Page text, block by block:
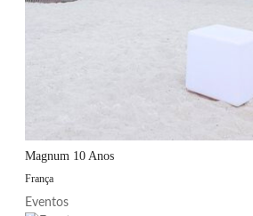
Magnum 10 Anos
França
Eventos